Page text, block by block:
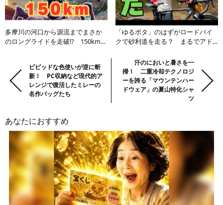
多摩川の河口から源流までまさか
のロングライドを走破!? 150km超
「ゆるポタ」のはずがロードバイ
クで砂利道を走る？ まるでアド
者もハラハラが止まらない
の
記
の
記
Previous:ビビッドな色使いが逆に斬
新！ PC収納など現代的ア
レンジで復活したミレーの
名作バッグたち
汗のにおいと暑さを一
掃！ 二重冷却テクノロジ
ーを誇る「マウンテンハー
ドウェア」の夏山特化シャ
ツ
あなたにおすすめ